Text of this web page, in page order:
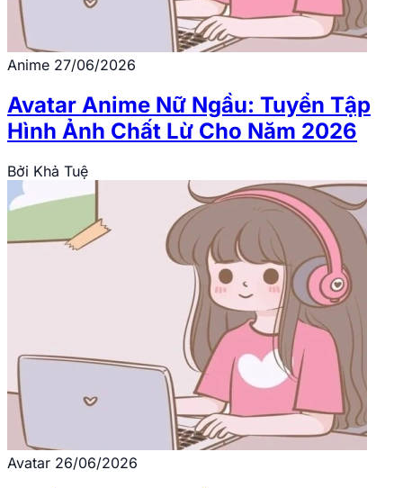
Anime 27/06/2026
Avatar Anime Nữ Ngầu: Tuyển Tập
Hình Ảnh Chất Lừ Cho Năm 2026
Bởi Khả Tuệ
Avatar 26/06/2026